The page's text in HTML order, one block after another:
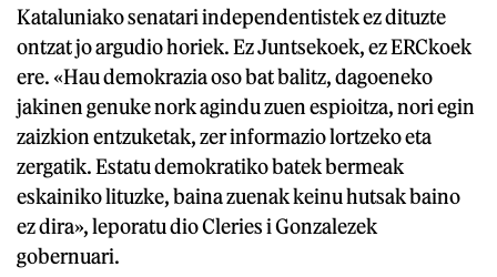
Kataluniako senatari independentistek ez dituzte
ontzat jo argudio horiek. Ez Juntsekoek, ez ERCkoek
ere. «Hau demokrazia oso bat balitz, dagoeneko
jakinen genuke nork agindu zuen espioitza, nori egin
zaizkion entzuketak, zer informazio lortzeko eta
zergatik. Estatu demokratiko batek bermeak
eskainiko lituzke, baina zuenak keinu hutsak baino
ez dira», leporatu dio Cleries i Gonzalezek
gobernuari.